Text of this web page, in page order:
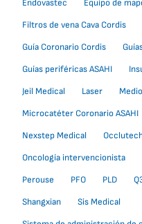
Endovastec
Equipo de
Filtros de vena Cava Cordis
Guía Coronario Cordis
Guías periféricas ASAHI
Jeil Medical
Laser
Microcatéter Coronario ASAHI
Nexstep Medical
Oncología intervencionista
Perouse
PFO PLD
Shangxian
Sis Medical